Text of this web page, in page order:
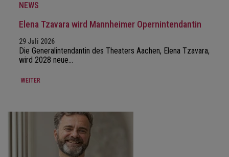
NEWS
Elena Tzavara wird Mannheimer Opernintendantin
29 Juli 2026
Die Generalintendantin des Theaters Aachen, Elena Tzavara,
wird 2028 neue…
WEITER